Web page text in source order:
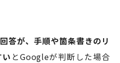
答が、手順や箇条書きのリ
とGoogleが判断した場合